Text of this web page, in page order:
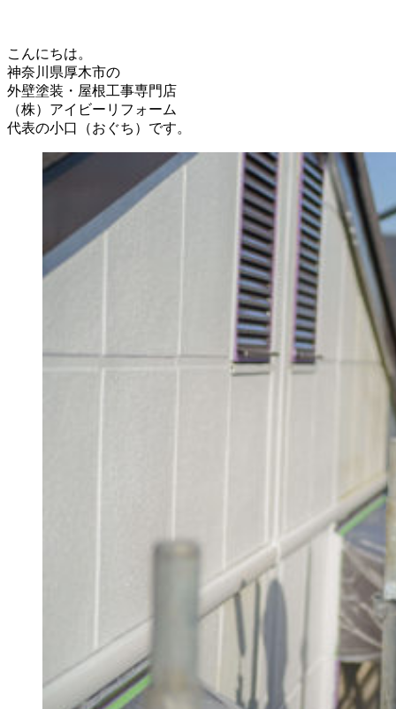
こんにちは。
神奈川県厚木市の
外壁塗装・屋根工事専門店
（株）アイビーリフォーム
代表の小口（おぐち）です。